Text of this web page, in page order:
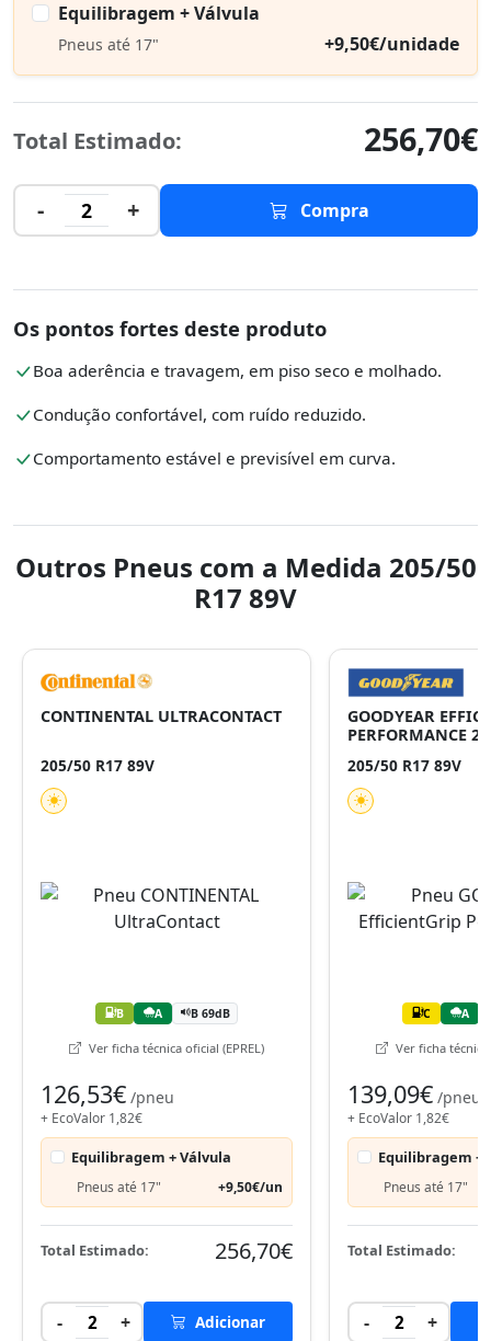
Equilibragem + Válvula
Pneus até 17" +9,50€/unidade
Total Estimado: 256,70€
- 2 + Compra
Os pontos fortes deste produto
Boa aderência e travagem, em piso seco e molhado.
Condução confortável, com ruído reduzido.
Comportamento estável e previsível em curva.
Outros Pneus com a Medida 205/50
R17 89V
CONTINENTAL ULTRACONTACT
205/50 R17 89V
B A B 69dB
Ver ficha técnica oficial (EPREL)
126,53€ /pneu
+ EcoValor 1,82€
Equilibragem + Válvula
Pneus até 17" +9,50€/un
Total Estimado: 256,70€
- 2 + Adicionar
GOODYEAR
PERFORMANCE 2
205/50 R17 89V
C A
Ver ficha técnica
139,09€ /pneu
+ EcoValor 1,82€
Equilibragem +
Pneus até 17"
Total Estimado:
- 2 +